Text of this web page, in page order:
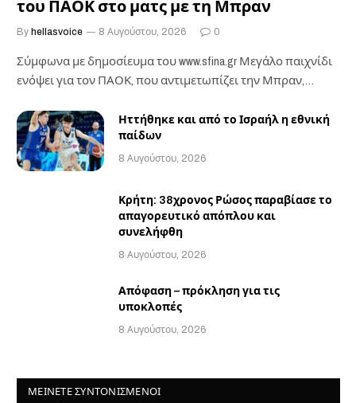
του ΠΑΟΚ στο ματς με τη Μπραν
By hellasvoice 8 Αυγούστου, 2026 0
Σύμφωνα με δημοσίευμα του www.sfina.gr Μεγάλο παιχνίδι
ενόψει για τον ΠΑΟΚ, που αντιμετωπίζει την Μπραν,…
Ηττήθηκε και από το Ισραήλ η εθνική
παίδων
8 Αυγούστου, 2026
Κρήτη: 38χρονος Ρώσος παραβίασε το
απαγορευτικό απόπλου και
συνελήφθη
8 Αυγούστου, 2026
Απόφαση – πρόκληση για τις
υποκλοπές
8 Αυγούστου, 2026
ΜΕΙΝΕΤΕ ΣΥΝΤΟΝΙΣΜΕΝΟΙ